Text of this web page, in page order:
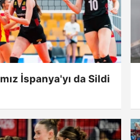
İspanya'yı da Sildi